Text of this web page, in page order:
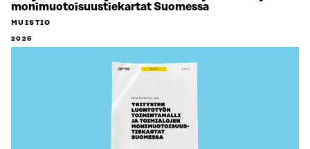
monimuotoisuustiekartat Suomessa
MUISTIO
2026